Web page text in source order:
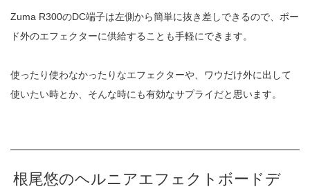
Zuma R300のDC端子は左側から簡単に抜き差しできるので、ボー
ド外のエフェクターに供給することも手軽にできます。
使ったり使わなかったりなエフェクターや、ワウだけ外に出して
使いたい時とか、そんな時にも有効なサプライだと思います。
根尾悠のヘルニアエフェクトボードデ